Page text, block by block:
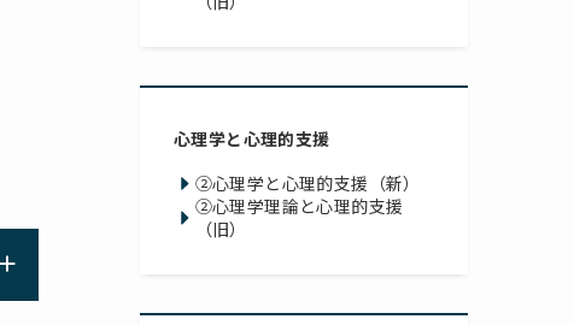
心理学と心理的支援
②心理学と心理的支援（新）
②心理学理論と心理的支援
（旧）